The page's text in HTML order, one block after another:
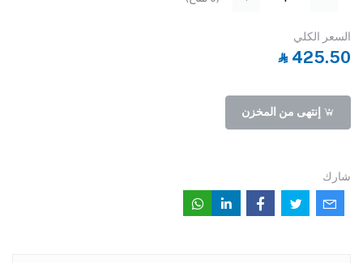
السعر الكلي
‎⃁ 425.50
إنتهى من المخزن
شارك